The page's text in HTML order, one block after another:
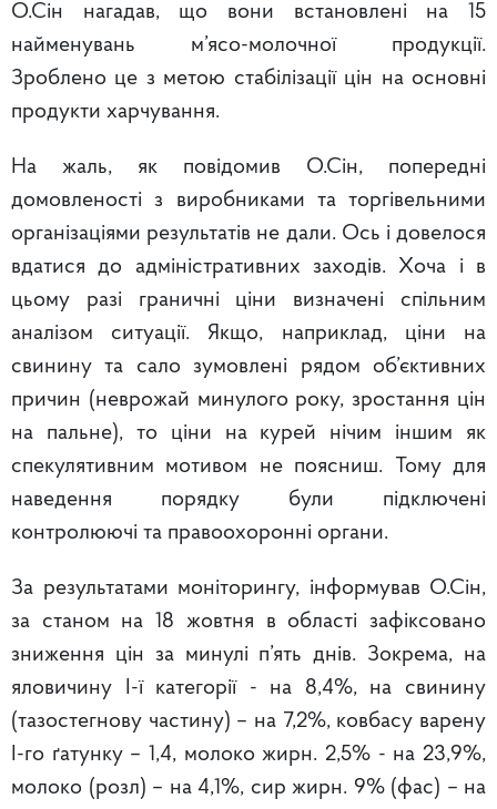
О.Сін нагадав, що вони встановлені на 15
найменувань м’ясо-молочної продукції.
Зроблено це з метою стабілізації цін на основні
продукти харчування.
На жаль, як повідомив О.Сін, попередні
домовленості з виробниками та торгівельними
організаціями результатів не дали. Ось і довелося
вдатися до адміністративних заходів. Хоча і в
цьому разі граничні ціни визначені спільним
аналізом ситуації. Якщо, наприклад, ціни на
свинину та сало зумовлені рядом об’єктивних
причин (неврожай минулого року, зростання цін
на пальне), то ціни на курей нічим іншим як
спекулятивним мотивом не поясниш. Тому для
наведення порядку були підключені
контролюючі та правоохоронні органи.
За результатами моніторингу, інформував О.Сін,
за станом на 18 жовтня в області зафіксовано
зниження цін за минулі п’ять днів. Зокрема, на
яловичину І-ї категорії - на 8,4%, на свинину
(тазостегнову частину) – на 7,2%, ковбасу варену
І-го ґатунку – 1,4, молоко жирн. 2,5% - на 23,9%,
молоко (розл) – на 4,1%, сир жирн. 9% (фас) – на